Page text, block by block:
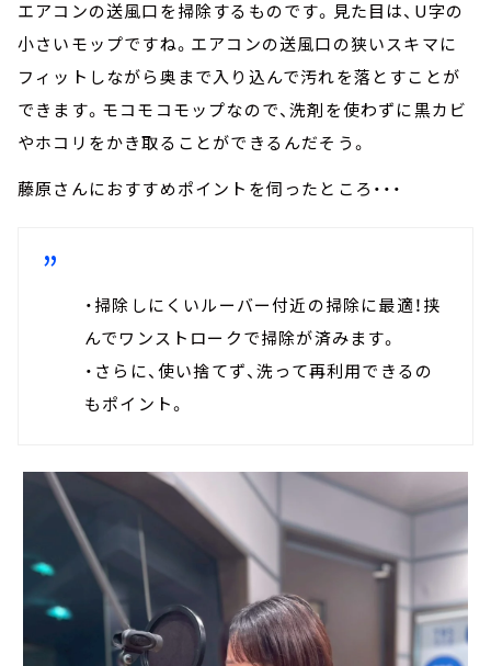
エアコンの送風口を掃除するものです。見た目は、U字の
小さいモップですね。エアコンの送風口の狭いスキマに
フィットしながら奥まで入り込んで汚れを落とすことが
できます。モコモコモップなので、洗剤を使わずに黒カビ
やホコリをかき取ることができるんだそう。
藤原さんにおすすめポイントを伺ったところ・・・
・掃除しにくいルーバー付近の掃除に最適！挟
んでワンストロークで掃除が済みます。
・さらに、使い捨てず、洗って再利用できるの
もポイント。